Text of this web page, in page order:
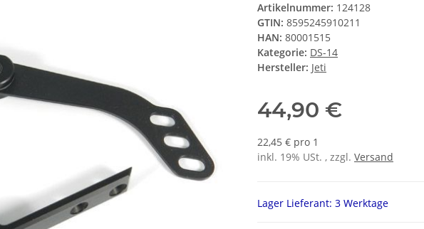
Artikelnummer: 124128
GTIN: 8595245910211
HAN: 80001515
Kategorie: DS-14
Hersteller: Jeti
44,90 €
22,45 € pro 1
inkl. 19% USt. , zzgl. Versand
Lager Lieferant: 3 Werktage